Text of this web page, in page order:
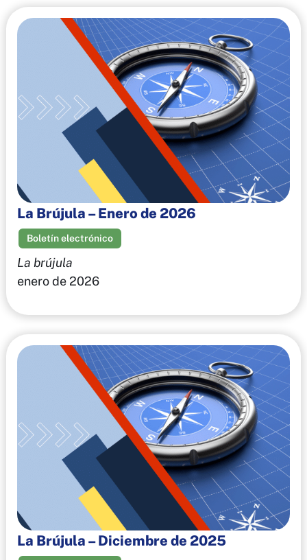
La Brújula – Enero de 2026
Boletín electrónico
La brújula
enero de 2026
La Brújula – Diciembre de 2025